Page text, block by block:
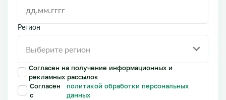
Регион
Согласен на получение информационных и
рекламных рассылок
Согласен
с
политикой обработки персональных
данных